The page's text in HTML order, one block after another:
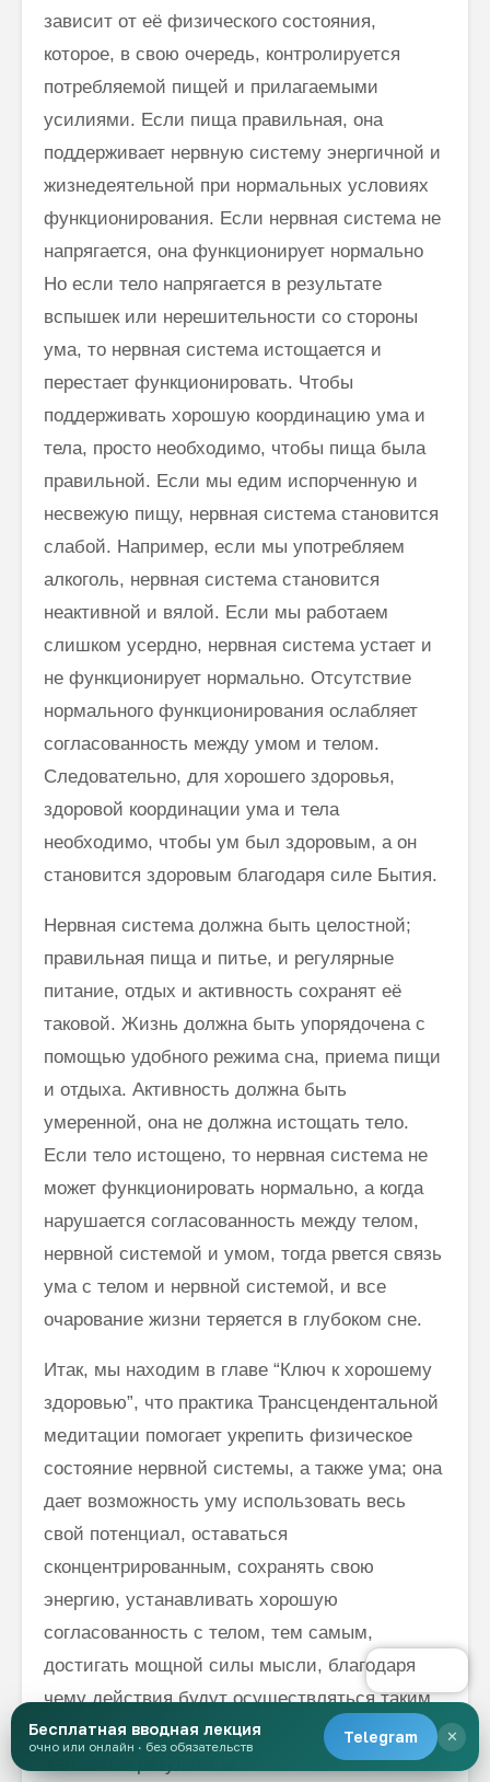
Бесплатная вводная лекция
очно или онлайн · без обязательств
Telegram ✕
зависит от её физического состояния,
которое, в свою очередь, контролируется
потребляемой пищей и прилагаемыми
усилиями. Если пища правильная, она
поддерживает нервную систему энергичной и
жизнедеятельной при нормальных условиях
функционирования. Если нервная система не
напрягается, она функционирует нормально
Но если тело напрягается в результате
вспышек или нерешительности со стороны
ума, то нервная система истощается и
перестает функционировать. Чтобы
поддерживать хорошую координацию ума и
тела, просто необходимо, чтобы пища была
правильной. Если мы едим испорченную и
несвежую пищу, нервная система становится
слабой. Например, если мы употребляем
алкоголь, нервная система становится
неактивной и вялой. Если мы работаем
слишком усердно, нервная система устает и
не функционирует нормально. Отсутствие
нормального функционирования ослабляет
согласованность между умом и телом.
Следовательно, для хорошего здоровья,
здоровой координации ума и тела
необходимо, чтобы ум был здоровым, а он
становится здоровым благодаря силе Бытия.
Нервная система должна быть целостной;
правильная пища и питье, и регулярные
питание, отдых и активность сохранят её
таковой. Жизнь должна быть упорядочена с
помощью удобного режима сна, приема пищи
и отдыха. Активность должна быть
умеренной, она не должна истощать тело.
Если тело истощено, то нервная система не
может функционировать нормально, а когда
нарушается согласованность между телом,
нервной системой и умом, тогда рвется связь
ума с телом и нервной системой, и все
очарование жизни теряется в глубоком сне.
Итак, мы находим в главе “Ключ к хорошему
здоровью”, что практика Трансцендентальной
медитации помогает укрепить физическое
состояние нервной системы, а также ума; она
дает возможность уму использовать весь
свой потенциал, оставаться
сконцентрированным, сохранять свою
энергию, устанавливать хорошую
согласованность с телом, тем самым,
достигать мощной силы мысли, благодаря
чему действия будут осуществляться таким
образом, что принесут самые эффективные и